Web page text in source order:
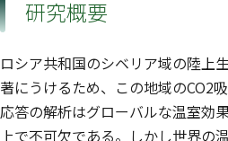
研究概要
ロシア共和国のシベリア域の陸上
著にうけるため、この地域のCO2
応答の解析はグローバルな温室効
上で不可欠である。しかし世界の